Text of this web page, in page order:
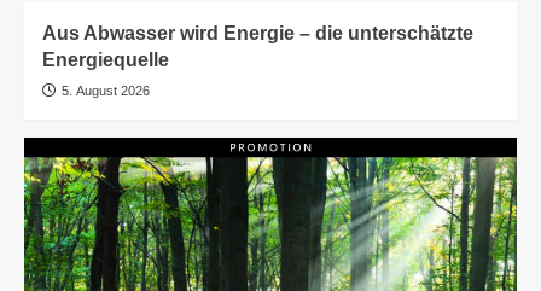
Aus Abwasser wird Energie – die unterschätzte
Energiequelle
5. August 2026